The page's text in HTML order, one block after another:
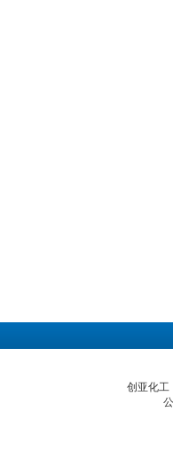
创亚化工